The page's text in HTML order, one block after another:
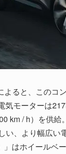
よると、このコ
気モーターは
km / h）を供
い、より幅広
」はホイール